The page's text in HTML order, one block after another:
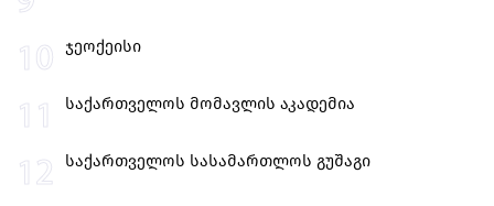
ჯეოქეისი
საქართველოს მომავლის აკადემია
საქართველოს სასამართლოს გუშაგი